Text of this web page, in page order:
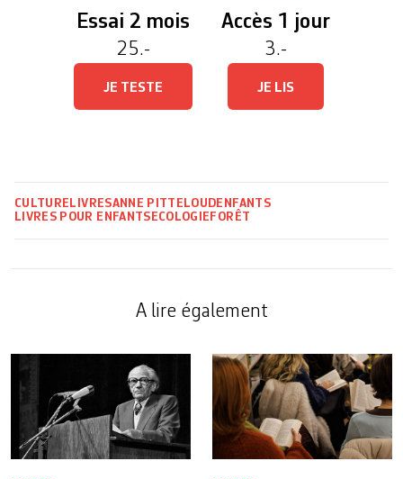
Essai 2 mois
25.-
JE TESTE
Accès 1 jour
3.-
JE LIS
CULTURE LIVRESANNE PITTELOUD ENFANTS
LIVRES POUR ENFANTS ECOLOGIE FORÊT
A lire également